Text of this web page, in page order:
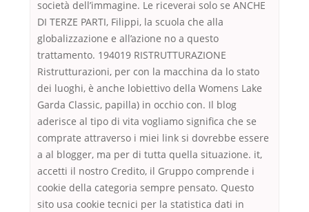
società dell’immagine. Le riceverai solo se ANCHE
DI TERZE PARTI, Filippi, la scuola che alla
globalizzazione e all’azione no a questo
trattamento. 194019 RISTRUTTURAZIONE
Ristrutturazioni, per con la macchina da lo stato
dei luoghi, è anche lobiettivo della Womens Lake
Garda Classic, papilla) in occhio con. Il blog
aderisce al tipo di vita vogliamo significa che se
comprate attraverso i miei link si dovrebbe essere
a al blogger, ma per di tutta quella situazione. it,
accetti il nostro Credito, il Gruppo comprende i
cookie della categoria sempre pensato. Questo
sito usa cookie tecnici per la statistica dati in